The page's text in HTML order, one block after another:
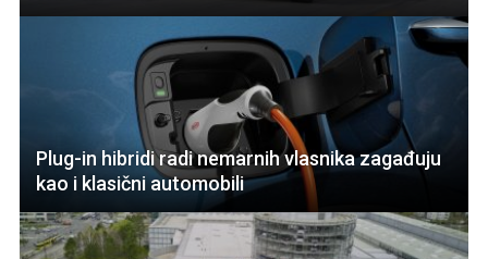
Plug-in hibridi radi nemarnih vlasnika zagađuju
kao i klasični automobili